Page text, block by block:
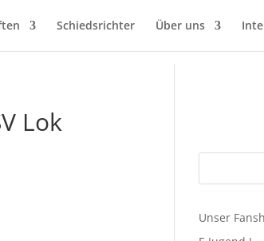
Schiedsrichter Über uns
Lok
Unser